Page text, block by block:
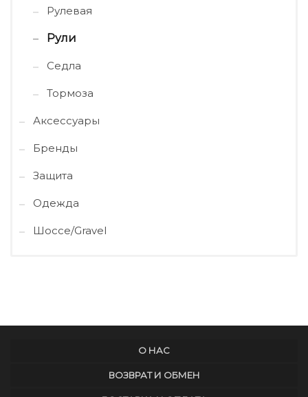
Рулевая
Рули
Седла
Тормоза
Аксессуары
Бренды
Защита
Одежда
Шоссе/Gravel
О НАС
ВОЗВРАТ И ОБМЕН